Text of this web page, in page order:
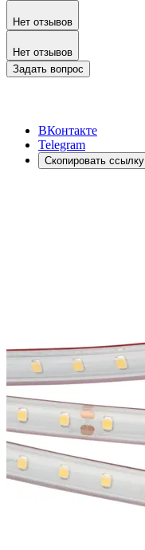
Нет отзывов
Нет отзывов
Задать вопрос
ВКонтакте
Telegram
Скопировать ссылку